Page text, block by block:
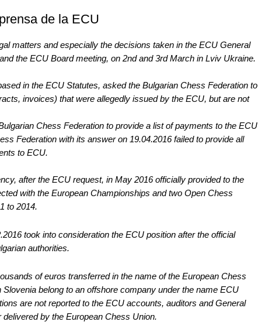
de la ECU
matters and especially the decisions taken in the ECU General
the ECU Board meeting, on 2nd and 3rd March in Lviv Ukraine.
in the ECU Statutes, asked the Bulgarian Chess Federation to
invoices) that were allegedly issued by the ECU, but are not
Chess Federation to provide a list of payments to the ECU
Federation with its answer on 19.04.2016 failed to provide all
to ECU.
after the ECU request, in May 2016 officially provided to the
with the European Championships and two Open Chess
to 2014.
took into consideration the ECU position after the official
authorities.
of euros transferred in the name of the European Chess
belong to an offshore company under the name ECU
are not reported to the ECU accounts, auditors and General
by the European Chess Union.